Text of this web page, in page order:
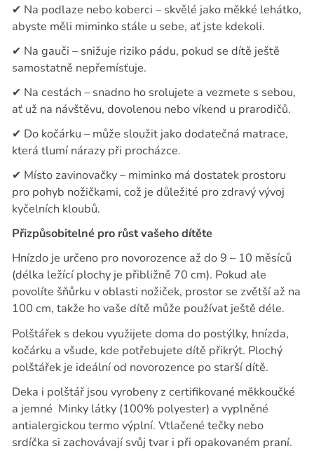
✔ Na podlaze nebo koberci – skvělé jako měkké lehátko,
abyste měli miminko stále u sebe, ať jste kdekoli.
✔ Na gauči – snižuje riziko pádu, pokud se dítě ještě
samostatně nepřemísťuje.
✔ Na cestách – snadno ho srolujete a vezmete s sebou,
ať už na návštěvu, dovolenou nebo víkend u prarodičů.
✔ Do kočárku – může sloužit jako dodatečná matrace,
která tlumí nárazy při procházce.
✔ Místo zavinovačky – miminko má dostatek prostoru
pro pohyb nožičkami, což je důležité pro zdravý vývoj
kyčelních kloubů.
Přizpůsobitelné pro růst vašeho dítěte
Hnízdo je určeno pro novorozence až do 9 – 10 měsíců
(délka ležící plochy je přibližně 70 cm). Pokud ale
povolíte šňůrku v oblasti nožiček, prostor se zvětší až na
100 cm, takže ho vaše dítě může používat ještě déle.
Polštářek s dekou využijete doma do postýlky, hnízda,
kočárku a všude, kde potřebujete dítě přikrýt. Plochý
polštářek je ideální od novorozence po starší dítě.
Deka i polštář jsou vyrobeny z certifikované měkkoučké
a jemné Minky látky (100% polyester) a vyplněné
antialergickou termo výplní. Vtlačené tečky nebo
srdíčka si zachovávají svůj tvar i při opakovaném praní.